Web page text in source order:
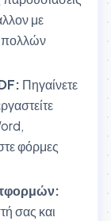
με
πολλών
Πηγαίνετε
φόρμες
σας και